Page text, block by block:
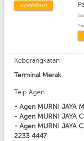
Kontribusi
Keberangkatan
Terminal Merak
Telp Agen
- Agen MURNI JAYA
- Agen MURNI JAYA
- Agen MURNI JAYA
2233 4447